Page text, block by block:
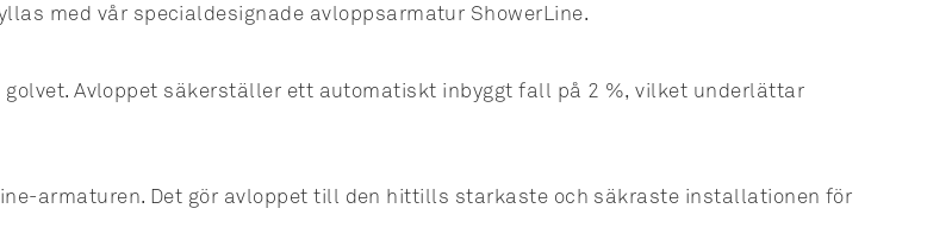
med vår specialdesignade avloppsarmatur ShowerLine.
Avloppet säkerställer ett automatiskt inbyggt fall på 2 %, vilket underlättar
armaturen. Det gör avloppet till den hittills starkaste och säkraste installationen för